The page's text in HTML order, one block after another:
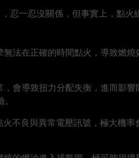
忍一忍沒關係，但事實上，點火
無法在正確的時間點火，導致燃
，會導致扭力分配失衡，進而影
火不良與異常電壓訊號，極大機率